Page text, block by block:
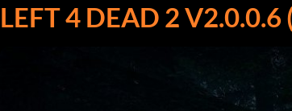
LEFT 4 DEAD 2